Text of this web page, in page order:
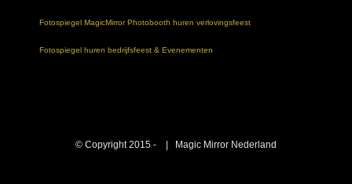
Fotospiegel MagicMirror Photobooth huren verlovingsfeest
Fotospiegel huren bedrijfsfeest & Evenementen
© Copyright 2015 - | Magic Mirror Nederland